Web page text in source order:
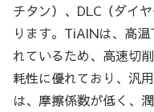
チタン）、DLC（ダイ
ります。TiAlNは、高
れているため、高速切
耗性に優れており、汎
は、摩擦係数が低く、